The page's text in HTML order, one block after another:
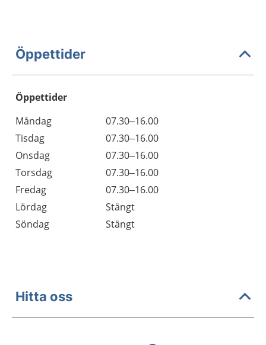
Öppettider
Öppettider
Dag
Öppettider
Kommentarer
Måndag
07.30–16.00
Tisdag
07.30–16.00
Onsdag
07.30–16.00
Torsdag
07.30–16.00
Fredag
07.30–16.00
Lördag
Stängt
Söndag
Stängt
Hitta oss